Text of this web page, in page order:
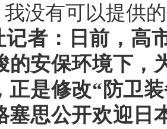
没有可以提供
记者：日前，高
的安保环境下，
正是修改“防卫
塞思公开欢迎日